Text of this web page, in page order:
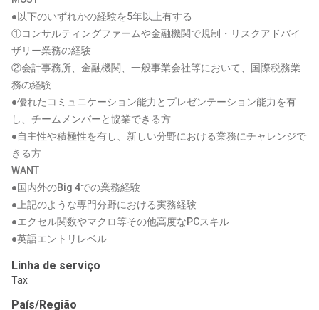
●以下のいずれかの経験を5年以上有する
①コンサルティングファームや金融機関で規制・リスクアドバイ
ザリー業務の経験
②会計事務所、金融機関、一般事業会社等において、国際税務業
務の経験
●優れたコミュニケーション能力とプレゼンテーション能力を有
し、チームメンバーと協業できる方
●自主性や積極性を有し、新しい分野における業務にチャレンジで
きる方
WANT
●国内外のBig 4での業務経験
●上記のような専門分野における実務経験
●エクセル関数やマクロ等その他高度なPCスキル
●英語エントリレベル
Linha de serviço
Tax
País/Região